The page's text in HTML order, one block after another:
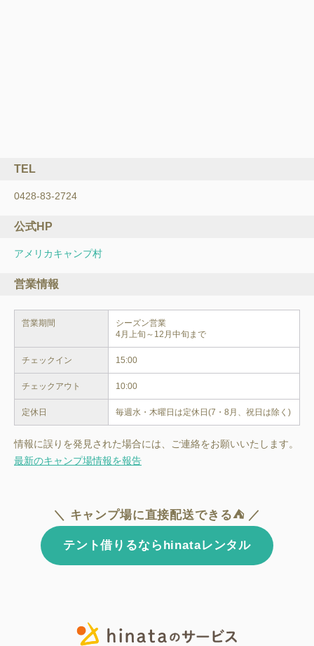
TEL
0428-83-2724
公式HP
アメリカキャンプ村
営業情報
営業期間
シーズン営業
チェックイン 15:00
チェックアウト 10:00
定休日 毎週水・木曜日は定休日(7・8月、祝日は除く)
情報に誤りを発見された場合には、ご連絡をお願いいたします。
最新のキャンプ場情報を報告
＼ キャンプ場に直接配送できる⛺ ／
テント借りるならhinataレンタル